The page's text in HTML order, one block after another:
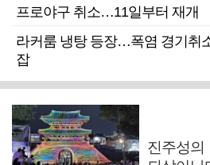
프로야구 취소…11일부터 재개
라커룸 냉탕 등장…폭염 경기취
잡
진주성